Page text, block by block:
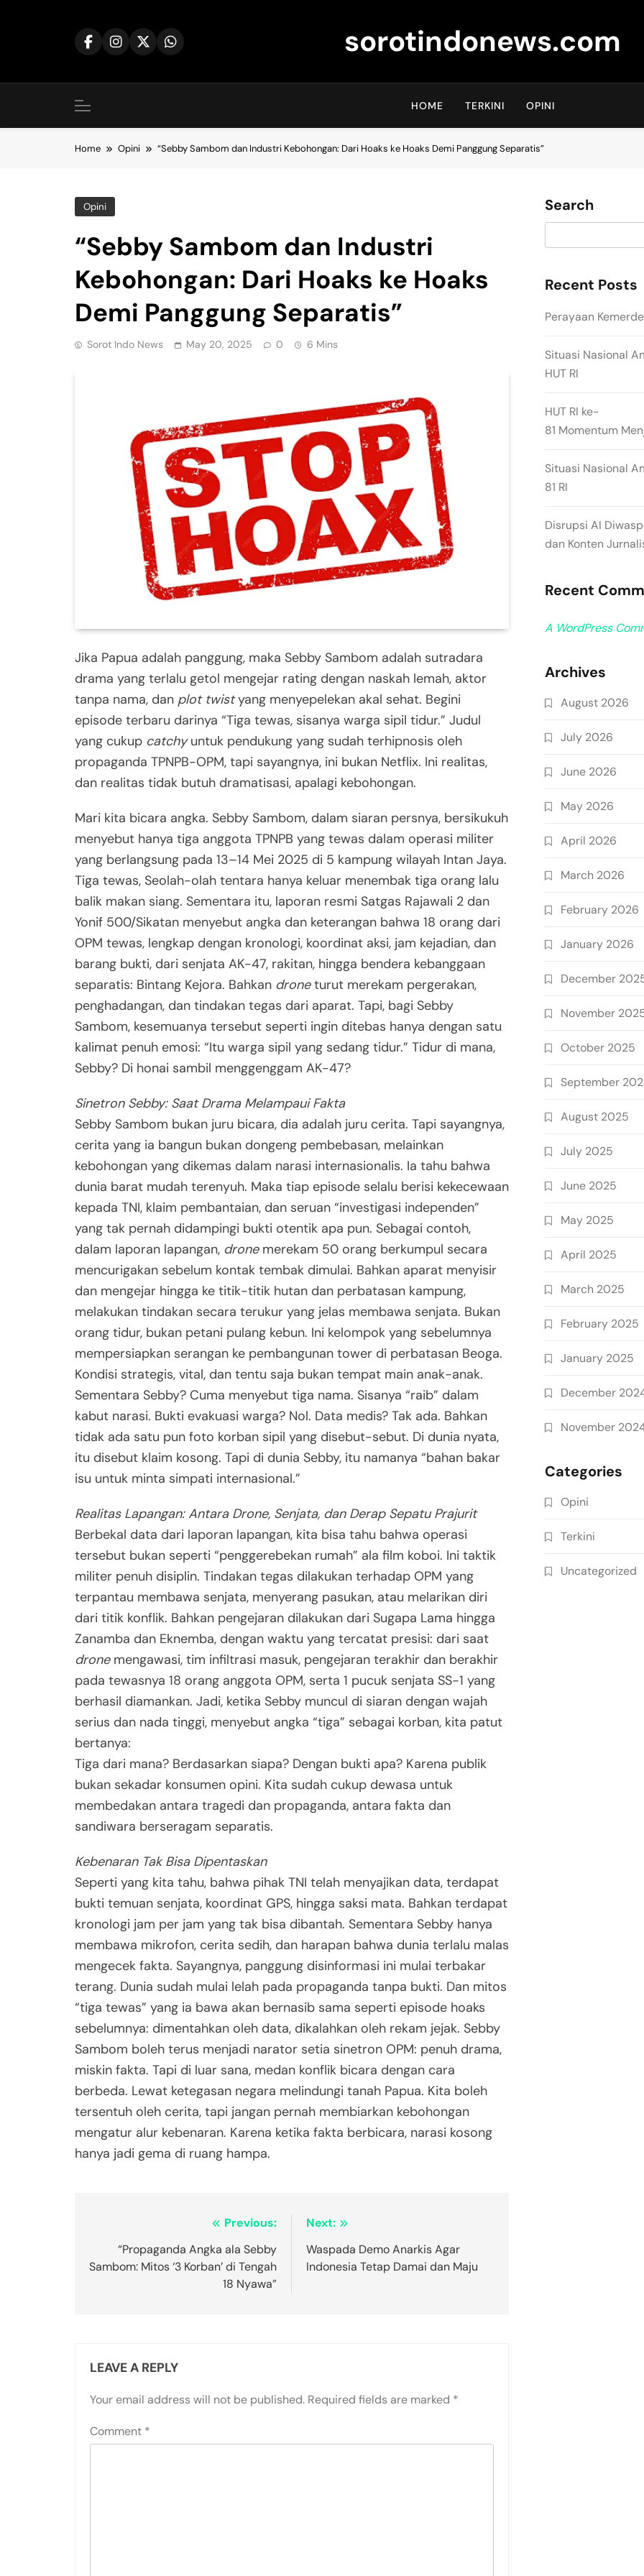
sorotindonews.com
HOME TERKINI OPINI
Home Opini “Sebby Sambom dan Industri Kebohongan: Dari Hoaks ke Hoaks Demi Panggung Separatis”
Opini
“Sebby Sambom dan Industri
Kebohongan: Dari Hoaks ke Hoaks
Demi Panggung Separatis”
Sorot Indo News May 20, 2025 0 6 Mins
Jika Papua adalah panggung, maka Sebby Sambom adalah sutradara
drama yang terlalu getol mengejar rating dengan naskah lemah, aktor
tanpa nama, dan plot twistyang menyepelekan akal sehat. Begini
episode terbaru darinya “Tiga tewas, sisanya warga sipil tidur.” Judul
yang cukup catchyuntuk pendukung yang sudah terhipnosis oleh
propaganda TPNPB-OPM, tapi sayangnya, ini bukan Netflix. Ini realitas,
dan realitas tidak butuh dramatisasi, apalagi kebohongan.
Mari kita bicara angka. Sebby Sambom, dalam siaran persnya, bersikukuh
menyebut hanya tiga anggota TPNPB yang tewas dalam operasi militer
yang berlangsung pada 13–14 Mei 2025 di 5 kampung wilayah Intan Jaya.
Tiga tewas, Seolah-olah tentara hanya keluar menembak tiga orang lalu
balik makan siang. Sementara itu, laporan resmi Satgas Rajawali 2 dan
Yonif 500/Sikatan menyebut angka dan keterangan bahwa 18 orang dari
OPM tewas, lengkap dengan kronologi, koordinat aksi, jam kejadian, dan
barang bukti, dari senjata AK-47, rakitan, hingga bendera kebanggaan
separatis: Bintang Kejora. Bahkan droneturut merekam pergerakan,
penghadangan, dan tindakan tegas dari aparat. Tapi, bagi Sebby
Sambom, kesemuanya tersebut seperti ingin ditebas hanya dengan satu
kalimat penuh emosi: “Itu warga sipil yang sedang tidur.” Tidur di mana,
Sebby? Di honai sambil menggenggam AK-47?
Sinetron Sebby: Saat Drama Melampaui Fakta
Sebby Sambom bukan juru bicara, dia adalah juru cerita. Tapi sayangnya,
cerita yang ia bangun bukan dongeng pembebasan, melainkan
kebohongan yang dikemas dalam narasi internasionalis. Ia tahu bahwa
dunia barat mudah terenyuh. Maka tiap episode selalu berisi kekecewaan
kepada TNI, klaim pembantaian, dan seruan “investigasi independen”
yang tak pernah didampingi bukti otentik apa pun. Sebagai contoh,
dalam laporan lapangan, dronemerekam 50 orang berkumpul secara
mencurigakan sebelum kontak tembak dimulai. Bahkan aparat menyisir
dan mengejar hingga ke titik-titik hutan dan perbatasan kampung,
melakukan tindakan secara terukur yang jelas membawa senjata. Bukan
orang tidur, bukan petani pulang kebun. Ini kelompok yang sebelumnya
mempersiapkan serangan ke pembangunan tower di perbatasan Beoga.
Kondisi strategis, vital, dan tentu saja bukan tempat main anak-anak.
Sementara Sebby? Cuma menyebut tiga nama. Sisanya “raib” dalam
kabut narasi. Bukti evakuasi warga? Nol. Data medis? Tak ada. Bahkan
tidak ada satu pun foto korban sipil yang disebut-sebut. Di dunia nyata,
itu disebut klaim kosong. Tapi di dunia Sebby, itu namanya “bahan bakar
isu untuk minta simpati internasional.”
Realitas Lapangan: Antara Drone, Senjata, dan Derap Sepatu Prajurit
Berbekal data dari laporan lapangan, kita bisa tahu bahwa operasi
tersebut bukan seperti “penggerebekan rumah” ala film koboi. Ini taktik
militer penuh disiplin. Tindakan tegas dilakukan terhadap OPM yang
terpantau membawa senjata, menyerang pasukan, atau melarikan diri
dari titik konflik. Bahkan pengejaran dilakukan dari Sugapa Lama hingga
Zanamba dan Eknemba, dengan waktu yang tercatat presisi: dari saat
dronemengawasi, tim infiltrasi masuk, pengejaran terakhir dan berakhir
pada tewasnya 18 orang anggota OPM, serta 1 pucuk senjata SS-1 yang
berhasil diamankan. Jadi, ketika Sebby muncul di siaran dengan wajah
serius dan nada tinggi, menyebut angka “tiga” sebagai korban, kita patut
bertanya:
Tiga dari mana? Berdasarkan siapa? Dengan bukti apa? Karena publik
bukan sekadar konsumen opini. Kita sudah cukup dewasa untuk
membedakan antara tragedi dan propaganda, antara fakta dan
sandiwara berseragam separatis.
Kebenaran Tak Bisa Dipentaskan
Seperti yang kita tahu, bahwa pihak TNI telah menyajikan data, terdapat
bukti temuan senjata, koordinat GPS, hingga saksi mata. Bahkan terdapat
kronologi jam per jam yang tak bisa dibantah. Sementara Sebby hanya
membawa mikrofon, cerita sedih, dan harapan bahwa dunia terlalu malas
mengecek fakta. Sayangnya, panggung disinformasi ini mulai terbakar
terang. Dunia sudah mulai lelah pada propaganda tanpa bukti. Dan mitos
“tiga tewas” yang ia bawa akan bernasib sama seperti episode hoaks
sebelumnya: dimentahkan oleh data, dikalahkan oleh rekam jejak. Sebby
Sambom boleh terus menjadi narator setia sinetron OPM: penuh drama,
miskin fakta. Tapi di luar sana, medan konflik bicara dengan cara
berbeda. Lewat ketegasan negara melindungi tanah Papua. Kita boleh
tersentuh oleh cerita, tapi jangan pernah membiarkan kebohongan
mengatur alur kebenaran. Karena ketika fakta berbicara, narasi kosong
hanya jadi gema di ruang hampa.
navigation
Previous:
“Propaganda Angka ala Sebby
Sambom: Mitos ‘3 Korban’ di Tengah
18 Nyawa”
Next:
Waspada Demo Anarkis Agar
Indonesia Tetap Damai dan Maju
LEAVE A REPLY
Your email address will not be published. Required fields are marked *
Comment *
Search
Recent Posts
Perayaan
Situasi Nasional
HUT RI
HUT RI ke-
81 Momentum
Situasi Nasional
81 RI
Disrupsi AI
dan Konten
Recent
A WordPress
Archives
August 2026
July 2026
June 2026
May 2026
April 2026
March 2026
February 2026
January 2026
December
November
October 2025
September
August 2025
July 2025
June 2025
May 2025
April 2025
March 2025
February 2025
January 2025
December
November
Categories
Opini
Terkini
Uncategorized